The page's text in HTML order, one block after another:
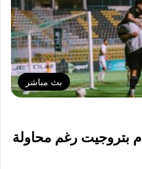
بث مباشر
بتروجيت رغم محاولة